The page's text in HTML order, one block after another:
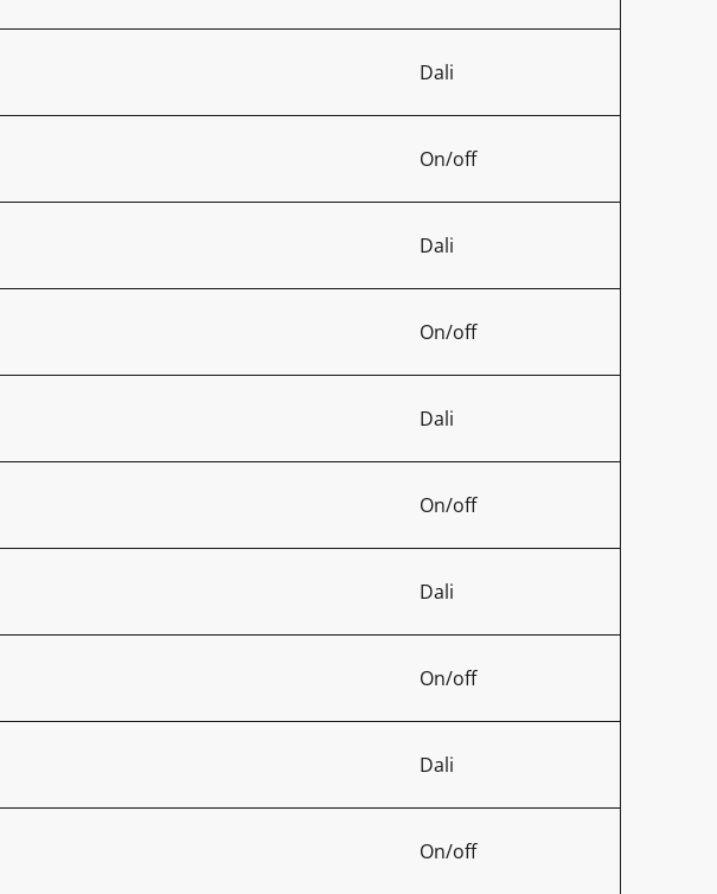
Dali
On/off
Dali
On/off
Dali
On/off
Dali
On/off
Dali
On/off